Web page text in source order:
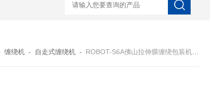
自动协作码垛机纸箱码垛械手 DZ-760全自动
缠绕机 - 自走式缠绕机 - ROBOT-S6A佛山拉伸膜缠绕包装机肇庆自粘膜缠膜机直销 打包机